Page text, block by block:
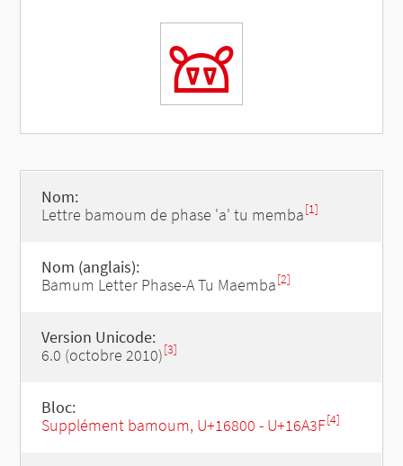
𖠌
Nom:
Lettre bamoum de phase 'a' tu memba[1]
Nom (anglais):
Bamum Letter Phase-A Tu Maemba[2]
Version Unicode:
6.0 (octobre 2010)[3]
Bloc:
Supplément bamoum, U+16800 - U+16A3F[4]